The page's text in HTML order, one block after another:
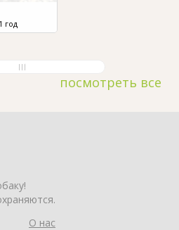
1 год
посмотреть все
О нас